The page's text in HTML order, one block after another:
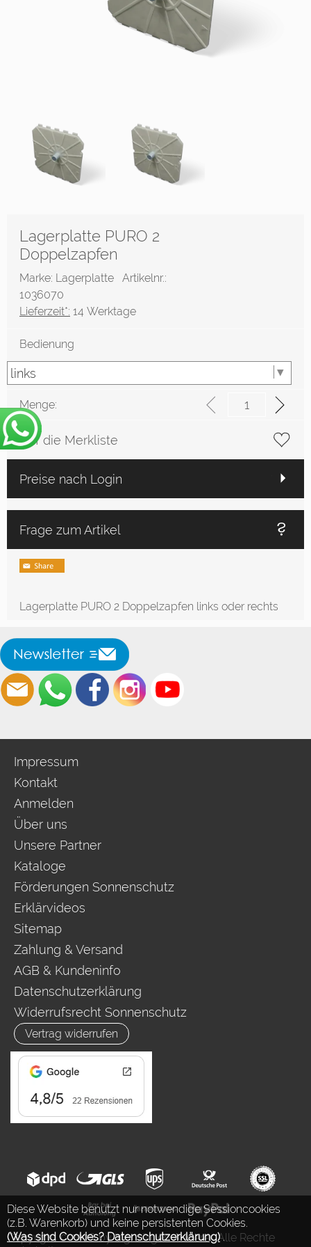
Diese Website benutzt nur notwendige Sessioncookies
(z.B. Warenkorb) und keine persistenten Cookies.
(Was sind Cookies? Datenschutzerklärung).
Lagerplatte PURO 2
Doppelzapfen
Marke: Lagerplatte Artikelnr.:
1036070
Lieferzeit*: 14 Werktage
Bedienung
Menge:
Auf die Merkliste
Preise nach Login
Frage zum Artikel
Lagerplatte PURO 2 Doppelzapfen links oder rechts
Impressum
Kontakt
Anmelden
Über uns
Unsere Partner
Kataloge
Förderungen Sonnenschutz
Erklärvideos
Sitemap
Zahlung & Versand
AGB & Kundeninfo
Datenschutzerklärung
Widerrufsrecht Sonnenschutz
Vertrag widerrufen
Copyright © 2026 by Ing. Jürgen Auderer. Alle Rechte